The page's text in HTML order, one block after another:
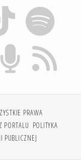
PRAWA
PORTALU POLITYKA
PUBLICZNEJ